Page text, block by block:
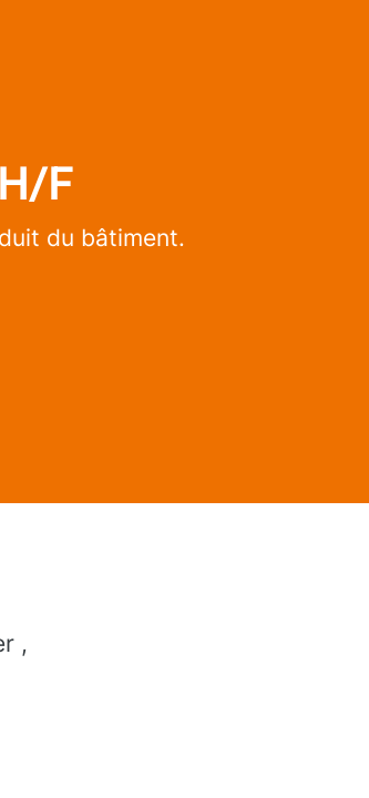
F
du bâtiment.
,